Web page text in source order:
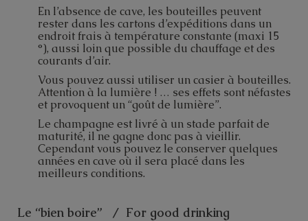
En l’absence de cave, les bouteilles peuvent
rester dans les cartons d’expéditions dans un
endroit frais à température constante (maxi 15
°), aussi loin que possible du chauffage et des
courants d’air.
Vous pouvez aussi utiliser un casier à bouteilles.
Attention à la lumière ! … ses effets sont néfastes
et provoquent un “goût de lumière”.
Le champagne est livré à un stade parfait de
maturité, il ne gagne donc pas à vieillir.
Cependant vous pouvez le conserver quelques
années en cave où il sera placé dans les
meilleurs conditions.
Le “bien boire” / For good drinking